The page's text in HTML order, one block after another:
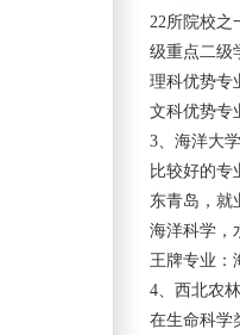
22所院校之
级重点二级
理科优势专
文科优势专
3、海洋大学
比较好的专
东青岛，就
海洋科学，
王牌专业：
4、西北农
在生命科学